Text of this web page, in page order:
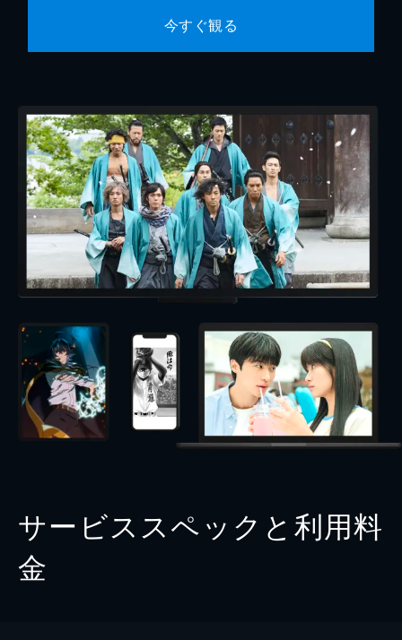
今すぐ観る
サービススペックと利用料
金